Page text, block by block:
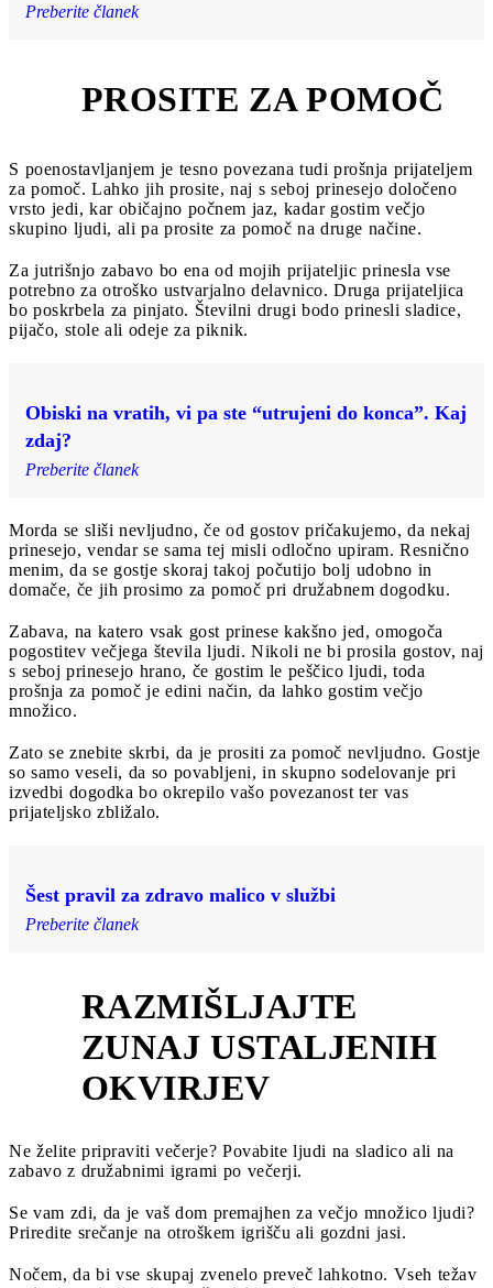
Preberite članek
PROSITE ZA POMOČ
S poenostavljanjem je tesno povezana tudi prošnja prijateljem
za pomoč. Lahko jih prosite, naj s seboj prinesejo določeno
vrsto jedi, kar običajno počnem jaz, kadar gostim večjo
skupino ljudi, ali pa prosite za pomoč na druge načine.
Za jutrišnjo zabavo bo ena od mojih prijateljic prinesla vse
potrebno za otroško ustvarjalno delavnico. Druga prijateljica
bo poskrbela za pinjato. Številni drugi bodo prinesli sladice,
pijačo, stole ali odeje za piknik.
Obiski na vratih, vi pa ste “utrujeni do konca”. Kaj
zdaj?
Preberite članek
Morda se sliši nevljudno, če od gostov pričakujemo, da nekaj
prinesejo, vendar se sama tej misli odločno upiram. Resnično
menim, da se gostje skoraj takoj počutijo bolj udobno in
domače, če jih prosimo za pomoč pri družabnem dogodku.
Zabava, na katero vsak gost prinese kakšno jed, omogoča
pogostitev večjega števila ljudi. Nikoli ne bi prosila gostov, naj
s seboj prinesejo hrano, če gostim le peščico ljudi, toda
prošnja za pomoč je edini način, da lahko gostim večjo
množico.
Zato se znebite skrbi, da je prositi za pomoč nevljudno. Gostje
so samo veseli, da so povabljeni, in skupno sodelovanje pri
izvedbi dogodka bo okrepilo vašo povezanost ter vas
prijateljsko zbližalo.
Šest pravil za zdravo malico v službi
Preberite članek
RAZMIŠLJAJTE
ZUNAJ USTALJENIH
OKVIRJEV
Ne želite pripraviti večerje? Povabite ljudi na sladico ali na
zabavo z družabnimi igrami po večerji.
Se vam zdi, da je vaš dom premajhen za večjo množico ljudi?
Priredite srečanje na otroškem igrišču ali gozdni jasi.
Nočem, da bi vse skupaj zvenelo preveč lahkotno. Vseh težav